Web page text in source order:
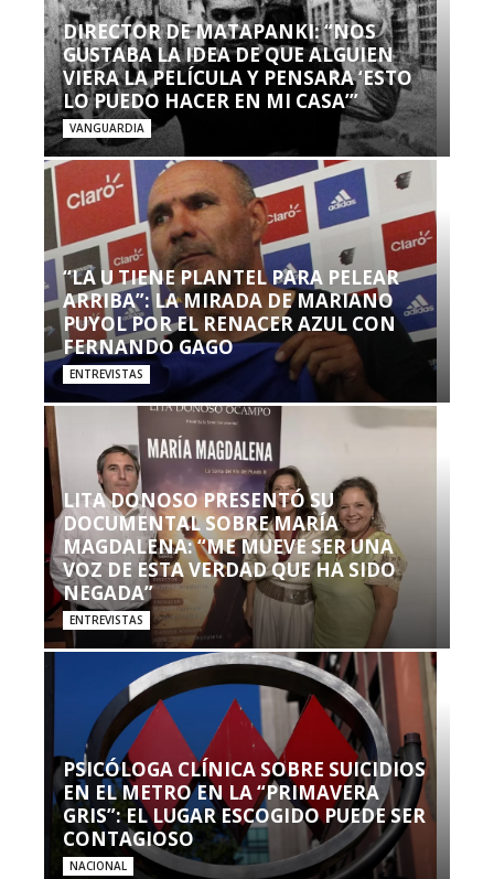
DIRECTOR DE MATAPANKI: “NOS
GUSTABA LA IDEA DE QUE ALGUIEN
VIERA LA PELÍCULA Y PENSARA ‘ESTO
LO PUEDO HACER EN MI CASA’”
VANGUARDIA
“LA U TIENE PLANTEL PARA PELEAR
ARRIBA”: LA MIRADA DE MARIANO
PUYOL POR EL RENACER AZUL CON
FERNANDO GAGO
ENTREVISTAS
LITA DONOSO PRESENTÓ SU
DOCUMENTAL SOBRE MARÍA
MAGDALENA: “ME MUEVE SER UNA
VOZ DE ESTA VERDAD QUE HA SIDO
NEGADA”
ENTREVISTAS
PSICÓLOGA CLÍNICA SOBRE SUICIDIOS
EN EL METRO EN LA “PRIMAVERA
GRIS”: EL LUGAR ESCOGIDO PUEDE SER
CONTAGIOSO
NACIONAL